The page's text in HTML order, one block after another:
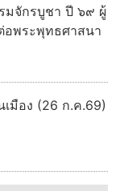
มจักรบูชา ปี ๖๙ ผู้
พระพุทธศาสนา
มือง (26 ก.ค.69)